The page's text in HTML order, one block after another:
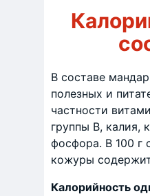
В составе
полезных и
частности
группы В, калия,
фосфора. В 100 г
кожуры
Калорийность